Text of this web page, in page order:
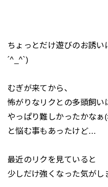
ちょっとだけ遊びのお誘い
´^_^`)
むぎが来てから、
怖がりなリクとの多頭飼い
やっぱり難しかったかなぁ
と悩む事もあったけど…
最近のリクを見ていると
少しだけ強くなった気がし